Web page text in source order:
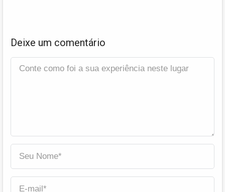
Deixe um comentário